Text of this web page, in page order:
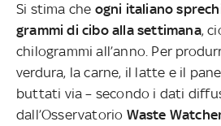
Si stima che ogni italiano
grammi di cibo alla settimana,
chilogrammi all’anno. Per
verdura, la carne, il latte e il
buttati via – secondo i dati
dall’Osservatorio Waste